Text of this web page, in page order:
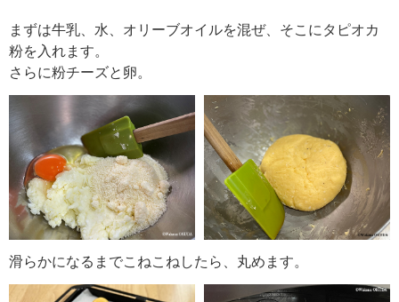
まずは牛乳、水、オリーブオイルを混ぜ、そこにタピオカ
粉を入れます。
さらに粉チーズと卵。
滑らかになるまでこねこねしたら、丸めます。